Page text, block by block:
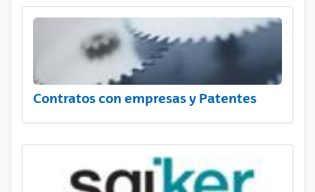
Contratos con empresas y Patentes